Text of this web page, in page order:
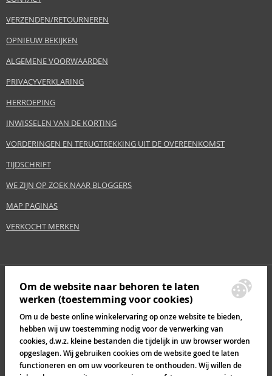
VERZENDEN/RETOURNEREN
OPNIEUW BEKIJKEN
ALGEMENE VOORWAARDEN
PRIVACYVERKLARING
HERROEPING
INWISSELEN VAN DE KORTING
VORDERINGEN EN TERUGTREKKING UIT DE OVEREENKOMST
TIJDSCHRIFT
WE ZIJN OP ZOEK NAAR BLOGGERS
MAP PAGINAS
VERKOCHT MERKEN
Om de website naar behoren te laten
werken (toestemming voor cookies)
Om u de beste online winkelervaring op onze website te bieden,
hebben wij uw toestemming nodig voor de verwerking van
cookies, d.w.z. kleine bestanden die tijdelijk in uw browser worden
opgeslagen. Wij gebruiken cookies om de website goed te laten
functioneren en om uw voorkeuren te onthouden. Wij willen de